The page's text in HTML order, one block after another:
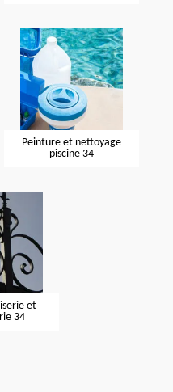
Peinture et nettoyage
piscine 34
et
34